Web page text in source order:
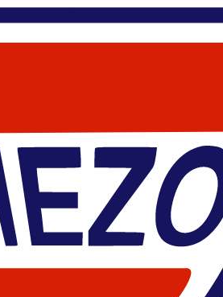
Гордеева В.
в 226.5 ЛК в рамках курса
квантовой физики" состоится
фотонное и магнон-магнонное
сверхпроводник/
аспирант кафедры
физики микро- и
(научный руководитель д.ф.-